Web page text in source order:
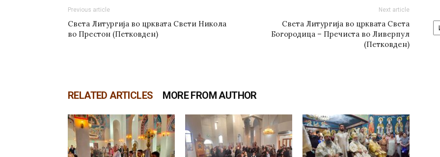
Previous article
Света Литургија во црквата Свети Никола
во Престон (Петковден)
Next article
Света Литургија во црквата Светa
Богородица – Пречиста во Ливерпул
(Петковден)
RELATED ARTICLES MORE FROM AUTHOR